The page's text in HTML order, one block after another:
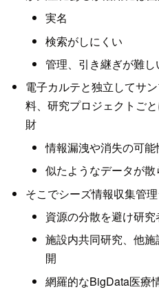
実名
検索がしにくい
管理、引き継ぎが難し
電子カルテと独立してサ
料、研究プロジェクトご
財
情報漏洩や消失の可能
似たようなデータが散
そこでシーズ情報収集管
資源の分散を避け研
施設内共同研究、他
開
網羅的なBigData医療